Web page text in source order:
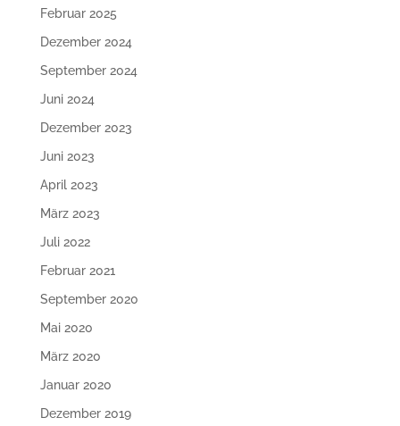
Februar 2025
Dezember 2024
September 2024
Juni 2024
Dezember 2023
Juni 2023
April 2023
März 2023
Juli 2022
Februar 2021
September 2020
Mai 2020
März 2020
Januar 2020
Dezember 2019